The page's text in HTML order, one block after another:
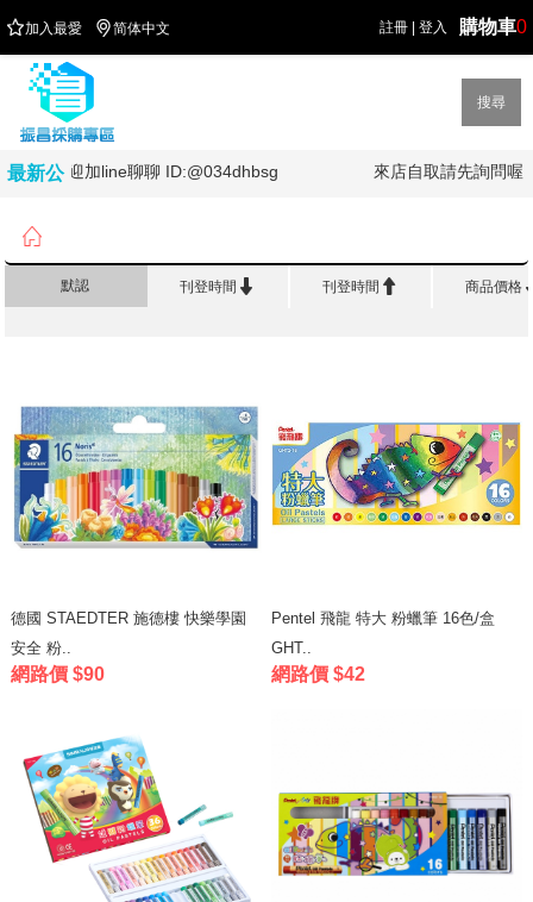
註冊 登入 購物車0
加入最愛 简体中文
搜尋
最新公
歡迎加line聊聊 ID:@034dhbsg 來店自取請先詢問喔

默認 刊登時間  刊登時間  商品價格
德國 STAEDTER 施德樓 快樂學園
安全 粉..
網路價 $90
Pentel 飛龍 特大 粉蠟筆 16色/盒
GHT..
網路價 $42